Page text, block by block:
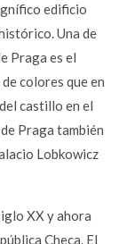
edificio
Una de
Praga es el
colores que en
castillo en el
Praga también
Lobkowicz
XX y ahora
Checa. El